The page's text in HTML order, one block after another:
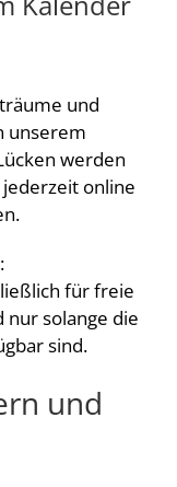
und
unserem
werden
online
für freie
nur solange die
sind.
und